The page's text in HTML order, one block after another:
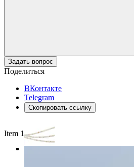
Задать вопрос
Поделиться
ВКонтакте
Telegram
Скопировать ссылку
Item 1 of 3